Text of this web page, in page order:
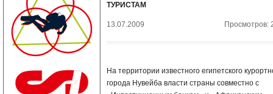
ТУРИСТАМ
13.07.2009 Просмотров:
На территории известного египетского
города Нувейба власти страны совместно с